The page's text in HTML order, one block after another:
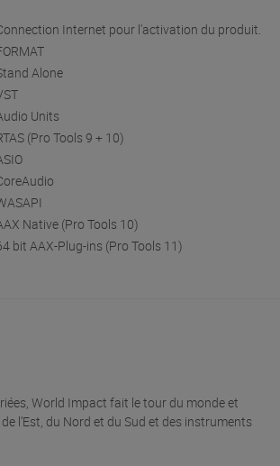
Internet pour l'activation du produit.
Alone
Units
(Pro Tools 9 + 10)
Native (Pro Tools 10)
bit AAX-Plug-ins (Pro Tools 11)
World Impact fait le tour du monde et
l’Est, du Nord et du Sud et des instruments